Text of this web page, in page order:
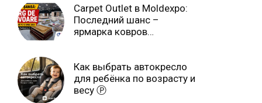
Carpet Outlet в Moldexpo:
Последний шанс –
ярмарка ковров
Как выбрать автокресло
для ребёнка по возрасту и
весу Ⓟ